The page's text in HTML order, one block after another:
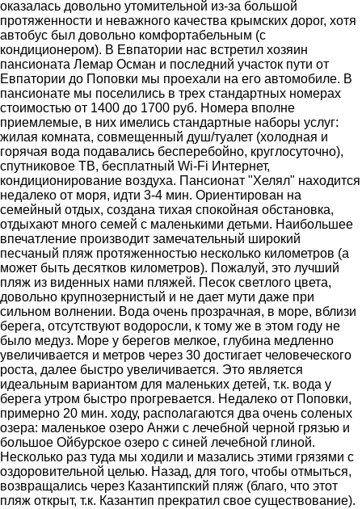
оказалась довольно утомительной из-за большой
протяженности и неважного качества крымских дорог, хотя
автобус был довольно комфортабельным (с
кондиционером). В Евпатории нас встретил хозяин
пансионата Лемар Осман и последний участок пути от
Евпатории до Поповки мы проехали на его автомобиле. В
пансионате мы поселились в трех стандартных номерах
стоимостью от 1400 до 1700 руб. Номера вполне
приемлемые, в них имелись стандартные наборы услуг:
жилая комната, совмещенный душ/туалет (холодная и
горячая вода подавались бесперебойно, круглосуточно),
спутниковое ТВ, бесплатный Wi-Fi Интернет,
кондиционирование воздуха. Пансионат "Хелял" находится
недалеко от моря, идти 3-4 мин. Ориентирован на
семейный отдых, создана тихая спокойная обстановка,
отдыхают много семей с маленькими детьми. Наибольшее
впечатление производит замечательный широкий
песчаный пляж протяженностью несколько километров (а
может быть десятков километров). Пожалуй, это лучший
пляж из виденных нами пляжей. Песок светлого цвета,
довольно крупнозернистый и не дает мути даже при
сильном волнении. Вода очень прозрачная, в море, вблизи
берега, отсутствуют водоросли, к тому же в этом году не
было медуз. Море у берегов мелкое, глубина медленно
увеличивается и метров через 30 достигает человеческого
роста, далее быстро увеличивается. Это является
идеальным вариантом для маленьких детей, т.к. вода у
берега утром быстро прогревается. Недалеко от Поповки,
примерно 20 мин. ходу, располагаются два очень соленых
озера: маленькое озеро Анжи с лечебной черной грязью и
большое Ойбурское озеро с синей лечебной глиной.
Несколько раз туда мы ходили и мазались этими грязями с
оздоровительной целью. Назад, для того, чтобы отмыться,
возвращались через Казантипский пляж (благо, что этот
пляж открыт, т.к. Казантип прекратил свое существование).